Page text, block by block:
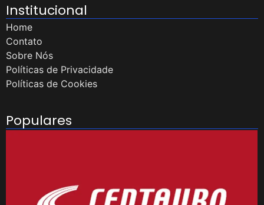
Institucional
Home
Contato
Sobre Nós
Políticas de Privacidade
Políticas de Cookies
Populares